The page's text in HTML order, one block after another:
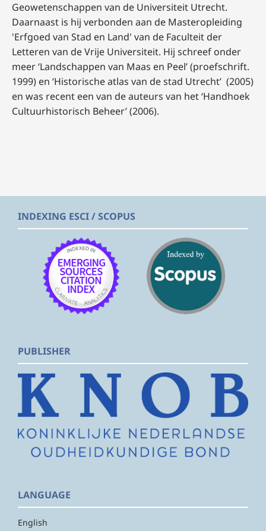
Geowetenschappen van de Universiteit Utrecht.
Daarnaast is hij verbonden aan de Masteropleiding
'Erfgoed van Stad en Land' van de Faculteit der
Letteren van de Vrije Universiteit. Hij schreef onder
meer ‘Landschappen van Maas en Peel’ (proefschrift.
1999) en ‘Historische atlas van de stad Utrecht’ (2005)
en was recent een van de auteurs van het ‘Handhoek
Cultuurhistorisch Beheer’ (2006).
INDEXING ESCI / SCOPUS
PUBLISHER
LANGUAGE
English